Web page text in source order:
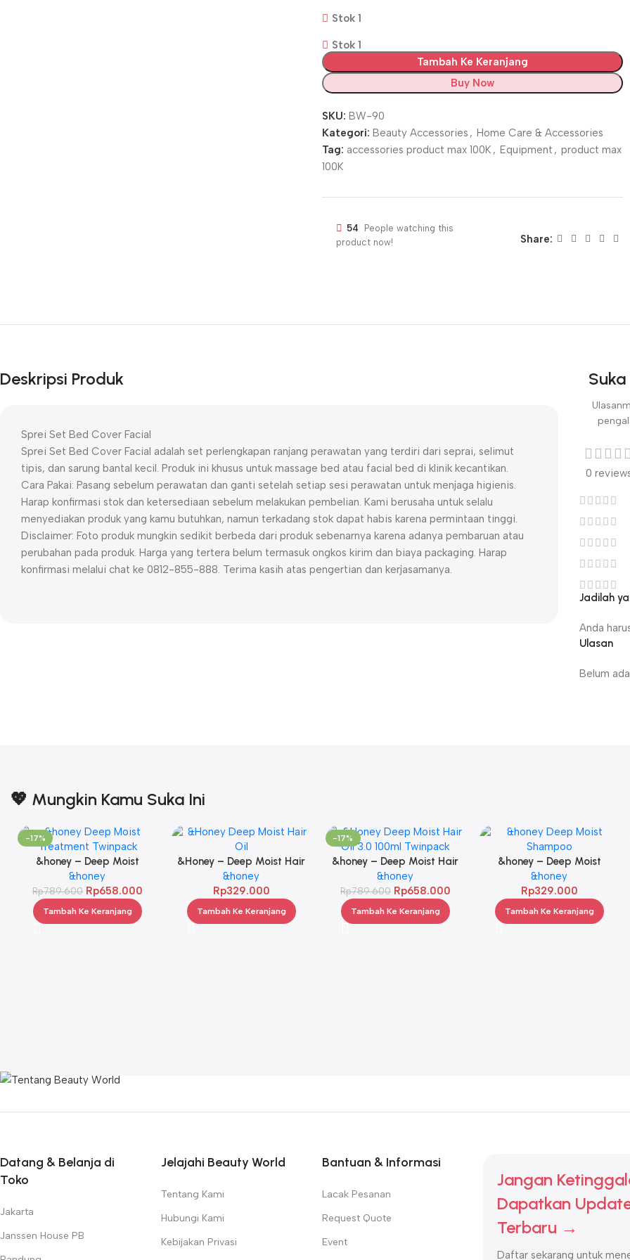
Stok 1
Stok 1
Tambah Ke Keranjang
Buy Now
SKU: BW-90
Kategori: Beauty Accessories , Home Care & Accessories
Tag: accessories product max 100K , Equipment , product max
100K
54
People watching this
product now!
Share:
Deskripsi Produk
Sprei Set Bed Cover Facial
Sprei Set Bed Cover Facial adalah set perlengkapan ranjang perawatan yang terdiri dari seprai, selimut
tipis, dan sarung bantal kecil. Produk ini khusus untuk massage bed atau facial bed di klinik kecantikan.
Cara Pakai: Pasang sebelum perawatan dan ganti setelah setiap sesi perawatan untuk menjaga higienis.
Harap konfirmasi stok dan ketersediaan sebelum melakukan pembelian. Kami berusaha untuk selalu
menyediakan produk yang kamu butuhkan, namun terkadang stok dapat habis karena permintaan tinggi.
Disclaimer: Foto produk mungkin sedikit berbeda dari produk sebenarnya karena adanya pembaruan atau
perubahan pada produk. Harga yang tertera belum termasuk ongkos kirim dan biaya packaging. Harap
konfirmasi melalui chat ke 0812-855-888. Terima kasih atas pengertian dan kerjasamanya.
0
Ulasan
Belum ada
Jadilah
Anda
💖 Mungkin Kamu Suka Ini
-17%
&honey – Deep Moist
Treatment 445 g Twinpack
&honey
Rp789.600 Rp658.000
Tambah Ke Keranjang
&Honey – Deep Moist Hair
Oil 3.0 100ml
&honey
Rp329.000
Tambah Ke Keranjang
-17%
&honey – Deep Moist Hair
Oil 3.0 100ml Twinpack
&honey
Rp789.600 Rp658.000
Tambah Ke Keranjang
&honey – Deep Moist
Shampoo 1.0 440ml
&honey
Rp329.000
Tambah Ke Keranjang
Datang & Belanja di
Toko
Jakarta
Janssen House PB
Jelajahi Beauty World
Tentang Kami
Hubungi Kami
Kebijakan Privasi
Bantuan & Informasi
Lacak Pesanan
Request Quote
Event
Jangan
Dapatkan
Terbaru →
Daftar sekarang untuk